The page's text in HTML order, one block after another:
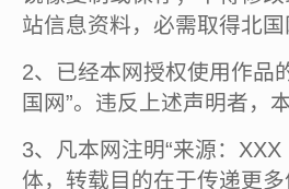
站信息资料，必需取得北
2、已经本网授权使用作品
国网”。违反上述声明者，
3、凡本网注明“来源：
体，转载目的在于传递更